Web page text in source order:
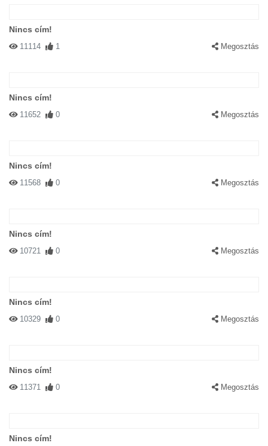
Nincs cím!
11114 1 Megosztás
Nincs cím!
11652 0 Megosztás
Nincs cím!
11568 0 Megosztás
Nincs cím!
10721 0 Megosztás
Nincs cím!
10329 0 Megosztás
Nincs cím!
11371 0 Megosztás
Nincs cím!